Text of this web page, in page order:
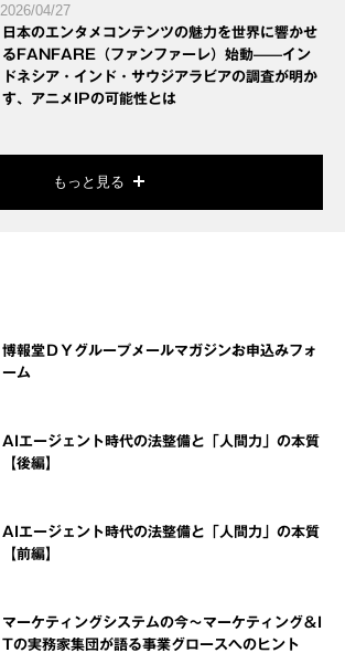
2026/04/27
日本のエンタメコンテンツの魅力を世界に響かせ
るFANFARE（ファンファーレ）始動——イン
ドネシア・インド・サウジアラビアの調査が明か
す、アニメIPの可能性とは
もっと見る
博報堂ＤＹグループメールマガジンお申込みフォ
ーム
AIエージェント時代の法整備と「人間力」の本質
【後編】
AIエージェント時代の法整備と「人間力」の本質
【前編】
マーケティングシステムの今～マーケティング＆I
Tの実務家集団が語る事業グロースへのヒント